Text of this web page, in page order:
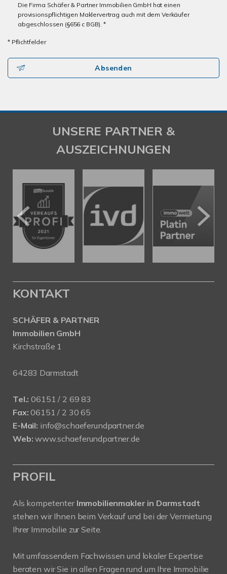
Die Firma Schäfer & Partner Immobilien GmbH hat einen
provisionspflichtigen Maklervertrag auch mit dem Verkäufer
abgeschlossen (§656 c BGB). *
* Pflichtfelder
Absenden
UNSERE PARTNER &
AUSZEICHNUNGEN
KONTAKT
SCHÄFER & PARTNER
Immobilien GmbH
Kirchstraße 1
64283 Darmstadt
Tel.: 06151 / 2 69 83
Fax: 06151 / 2 30 65
E-Mail: info@schaeferundpartner.de
Web: www.schaeferundpartner.de
PROFIL
Als kompetenter Immobilienmakler in Darmstadt
stehen wir Ihnen beim Verkauf und bei der Vermietung
Ihrer Immobilie zur Seite.
Mit umfassendem Fachwissen und lokaler Expertise
beraten wir Sie in allen Fragen rund um Ihre Immobilie